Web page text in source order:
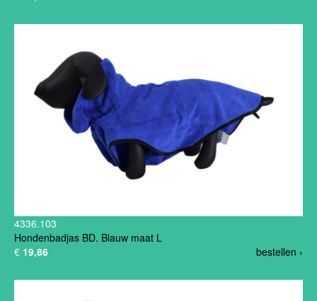
4336.103
Hondenbadjas BD. Blauw maat L
bestellen ›
€ 19,86